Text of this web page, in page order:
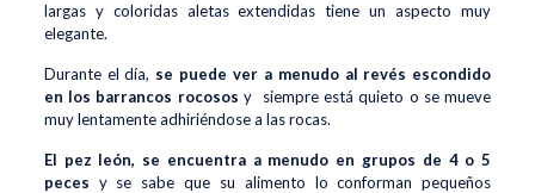
largas y coloridas aletas extendidas tiene un aspecto muy
elegante.
Durante el día, se puede ver a menudo al revés escondido
en los barrancos rocosos y siempre está quieto o se mueve
muy lentamente adhiriéndose a las rocas.
El pez león, se encuentra a menudo en grupos de 4 o 5
peces y se sabe que su alimento lo conforman pequeños